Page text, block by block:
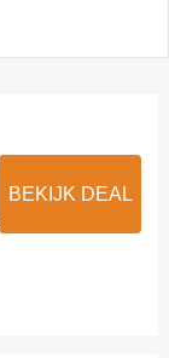
BEKIJK DEAL